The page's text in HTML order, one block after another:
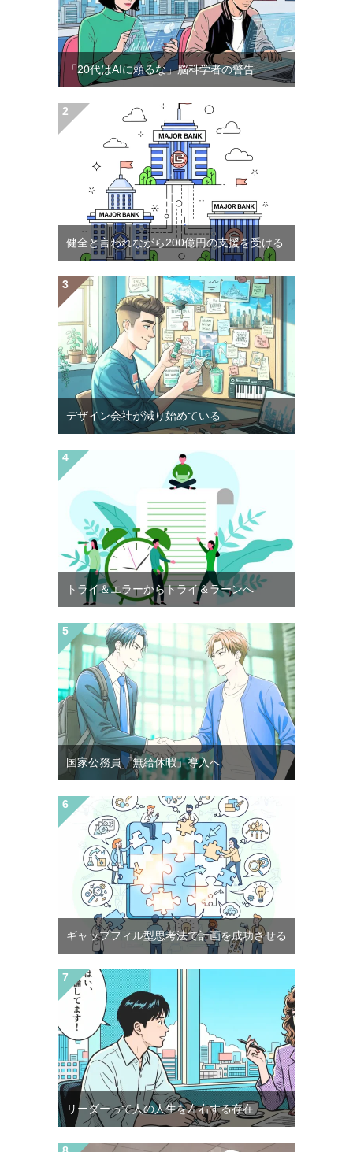
「20代はAIに頼るな」脳科学者の警告
健全と言われながら200億円の支援を受ける
デザイン会社が減り始めている
トライ＆エラーからトライ＆ラーンへ
国家公務員「無給休暇」導入へ
ギャップフィル型思考法で計画を成功させる
リーダーって人の人生を左右する存在